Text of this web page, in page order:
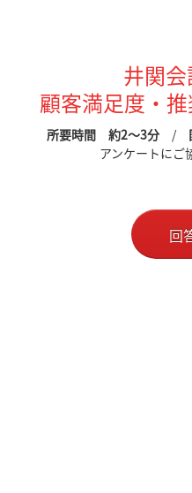
井関
顧客満足度・
所要時間 約2～3分 /
アンケートにご
回